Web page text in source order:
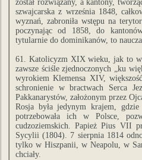
został rozwiązany, a kantony,
szwajcarska z września 1848,
wyznań, zabroniła wstępu na
poczynając od 1858, do
tytularnie do dominikanów, to
61. Katolicyzm XIX wieku, jak to
zawsze ściśle zjednoczonych „ku
wyrokiem Klemensa XIV,
schronienie w bractwach Serca
Pakkanarystów, założonym przez
Rosja była jedynym krajem,
potrzebowała ich w Polsce,
cudzoziemskich. Papież Pius VII
Sycylii (1804). 7 sierpnia 1814
tylko w Hiszpanii, w Neapolu, w
chciały.